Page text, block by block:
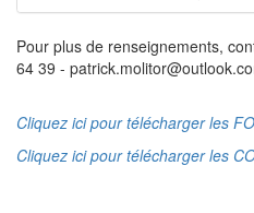
Pour plus de renseignements,
64 39 -
Cliquez ici pour télécharger les
Cliquez ici pour télécharger les